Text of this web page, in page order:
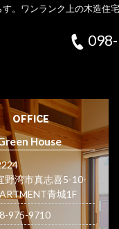
。ワンランク上の木造住
OFFICE
House
野湾市真志喜5-10-
青城1F
975-9710